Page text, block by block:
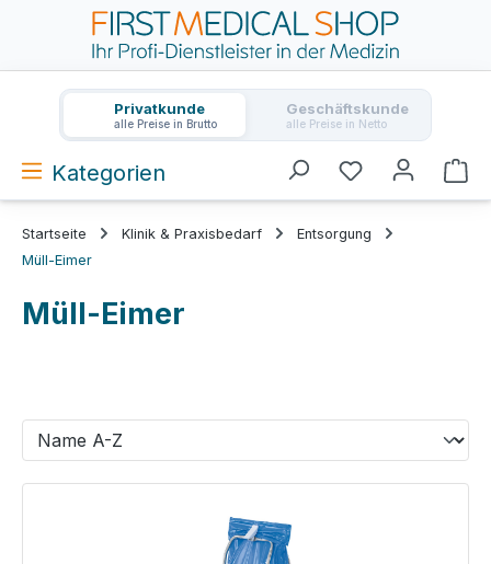
Zum Hauptinhalt springen
Privatkunde
alle Preise in Brutto
Geschäftskunde
alle Preise in Netto
Kategorien
Startseite Klinik & Praxisbedarf
Entsorgung
Müll-Eimer
Müll-Eimer